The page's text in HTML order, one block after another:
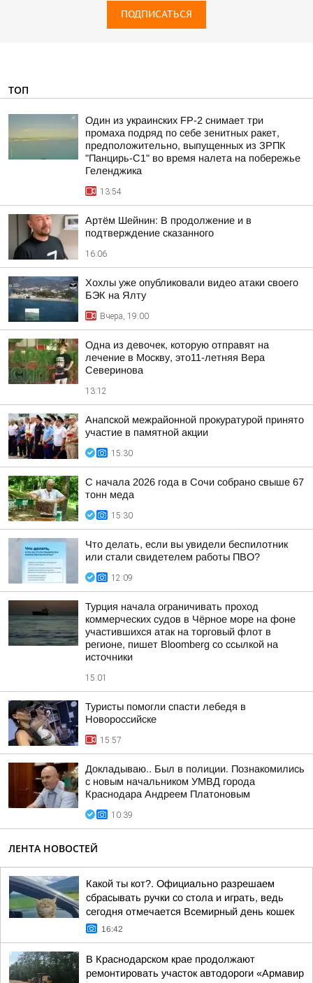
ПОДПИСАТЬСЯ
ТОП
Один из украинских FP-2 снимает три
промаха подряд по себе зенитных ракет,
предположительно, выпущенных из ЗРПК
"Панцирь-С1" во время налета на побережье
Геленджика
13:54
Артём Шейнин: В продолжение и в
подтверждение сказанного
16:06
Хохлы уже опубликовали видео атаки своего
БЭК на Ялту
Вчера, 19:00
Одна из девочек, которую отправят на
лечение в Москву, это11-летняя Вера
Северинова
13:12
Анапской межрайонной прокуратурой принято
участие в памятной акции
15:30
С начала 2026 года в Сочи собрано свыше 67
тонн меда
15:30
Что делать, если вы увидели беспилотник
или стали свидетелем работы ПВО?
12:09
Турция начала ограничивать проход
коммерческих судов в Чёрное море на фоне
участившихся атак на торговый флот в
регионе, пишет Bloomberg со ссылкой на
источники
15:01
Туристы помогли спасти лебедя в
Новороссийске
15:57
Докладываю.. Был в полиции. Познакомились
с новым начальником УМВД города
Краснодара Андреем Платоновым
10:39
ЛЕНТА НОВОСТЕЙ
Какой ты кот?. Официально разрешаем
сбрасывать ручки со стола и играть, ведь
сегодня отмечается Всемирный день кошек
16:42
В Краснодарском крае продолжают
ремонтировать участок автодороги «Армавир